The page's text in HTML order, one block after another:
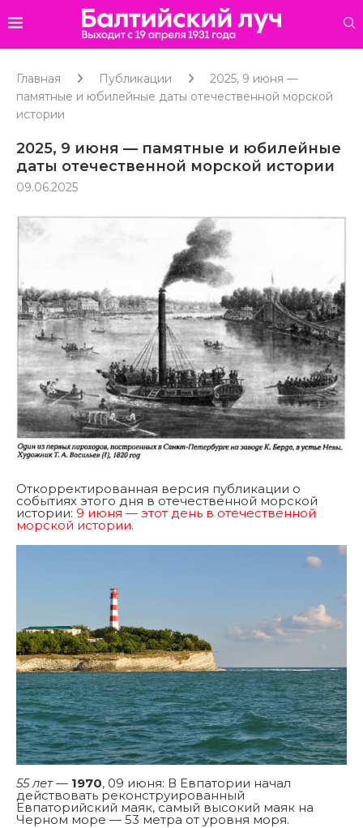
Главная Публикации
2025, 9 июня —
памятные и юбилейные даты отечественной морской
истории
2025, 9 июня — памятные и юбилейные
даты отечественной морской истории
09.06.2025
Откорректированная версия публикации о
событиях этого дня в отечественной морской
истории: 9 июня — этот день в отечественной
морской истории.
55 лет— 1970, 09 июня: В Евпатории начал
действовать реконструированный
Евпаторийский маяк, самый высокий маяк на
Черном море — 53 метра от уровня моря.